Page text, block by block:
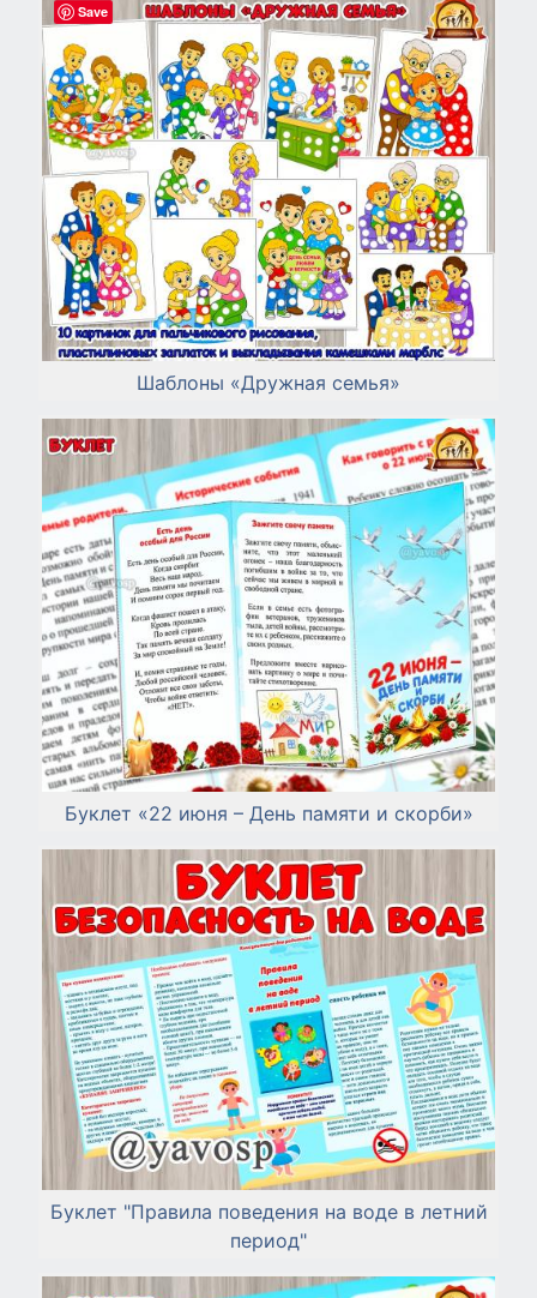
Шаблоны «Дружная семья»
Буклет «22 июня – День памяти и скорби»
Буклет "Правила поведения на воде в летний
период"
Save